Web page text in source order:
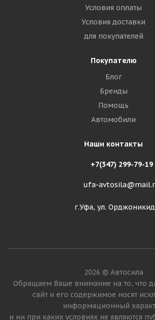
Условия оплаты
Условия доставки
для покупателей
Покупателю
Блог
Бренды
Помощь
Автомобили
Наши контакты
+7(347) 299-79-19
ufa-
г.Уфа, ул.
2026 © Автосила
Обращаем Ваше внимание на то, что
сайт и его содержимое носят
информационный
и ни при каких условиях не являются